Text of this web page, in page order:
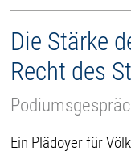
Die Stärke
Recht des
Ein Plädoyer für